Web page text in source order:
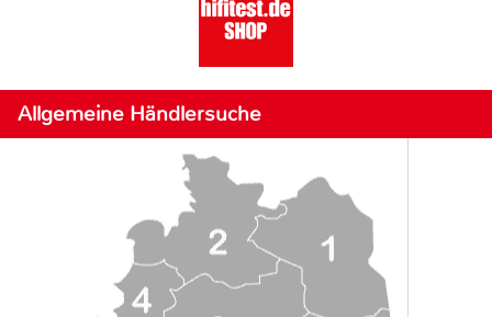
Allgemeine Händlersuche